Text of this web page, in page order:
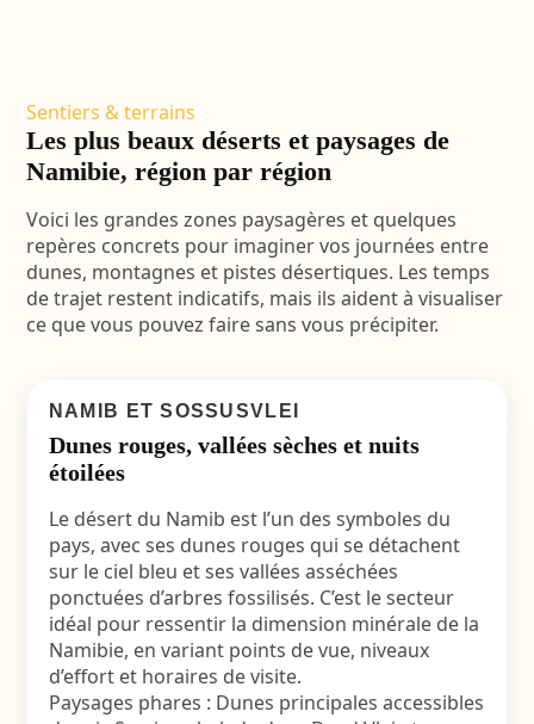
Sentiers & terrains
Les plus beaux déserts et paysages de
Namibie, région par région
Voici les grandes zones paysagères et quelques
repères concrets pour imaginer vos journées entre
dunes, montagnes et pistes désertiques. Les temps
de trajet restent indicatifs, mais ils aident à visualiser
ce que vous pouvez faire sans vous précipiter.
NAMIB ET SOSSUSVLEI
Dunes rouges, vallées sèches et nuits
étoilées
Le désert du Namib est l’un des symboles du
pays, avec ses dunes rouges qui se détachent
sur le ciel bleu et ses vallées asséchées
ponctuées d’arbres fossilisés. C’est le secteur
idéal pour ressentir la dimension minérale de la
Namibie, en variant points de vue, niveaux
d’effort et horaires de visite.
Paysages phares : Dunes principales accessibles